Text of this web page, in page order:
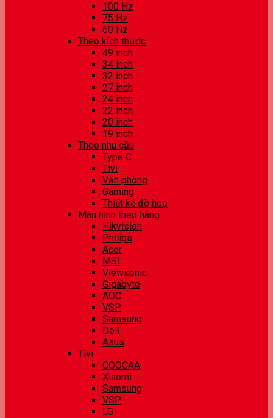
100 Hz
75 Hz
60 Hz
Theo kích thước
49 inch
34 inch
32 inch
27 inch
24 inch
22 inch
20 inch
19 inch
Theo nhu cầu
Type C
Tivi
Văn phòng
Gaming
Thiết kế đồ hoạ
Màn hình theo hãng
Hikvision
Philips
Acer
MSI
Viewsonic
Gigabyte
AOC
VSP
Samsung
Dell
Asus
Tivi
COOCAA
Xiaomi
Samsung
VSP
LG